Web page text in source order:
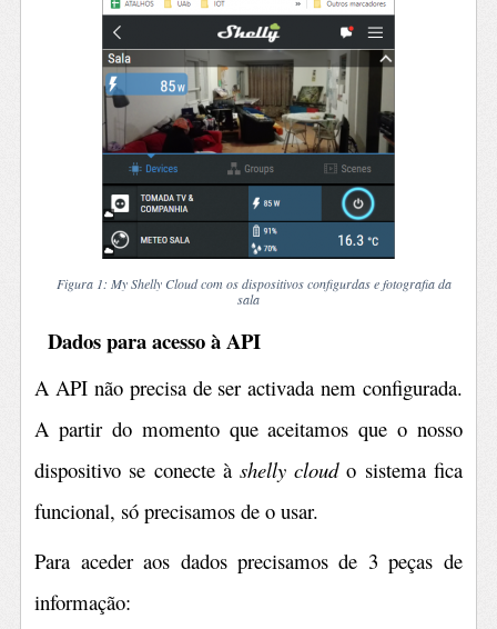
Figura 1: My Shelly Cloud com os dispositivos configurdas e fotografia da
sala
Dados para acesso à API
A API não precisa de ser activada nem configurada.
A partir do momento que aceitamos que o nosso
dispositivo se conecte à shelly cloudo sistema fica
funcional, só precisamos de o usar.
Para aceder aos dados precisamos de 3 peças de
informação: